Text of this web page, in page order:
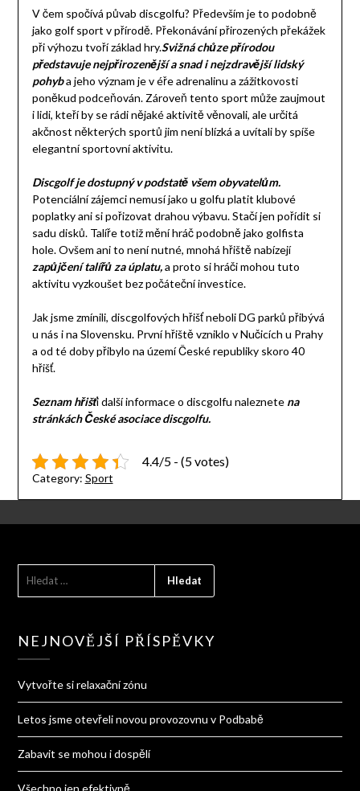
V čem spočívá půvab discgolfu? Především je to podobně
jako golf sport v přírodě. Překonávání přirozených překážek
při výhozu tvoří základ hry.Svižná chůze přírodou
představuje nejpřirozenější a snad i nejzdravější lidský
pohyba jeho význam je v éře adrenalinu a zážitkovosti
poněkud podceňován. Zároveň tento sport může zaujmout
i lidi, kteří by se rádi nějaké aktivitě věnovali, ale určitá
akčnost některých sportů jim není blízká a uvítali by spíše
elegantní sportovní aktivitu.
Discgolf je dostupný v podstatě všem obyvatelům.
Potenciální zájemci nemusí jako u golfu platit klubové
poplatky ani si pořizovat drahou výbavu. Stačí jen pořídit si
sadu disků. Talíře totiž mění hráč podobně jako golfista
hole. Ovšem ani to není nutné, mnohá hřiště nabízejí
zapůjčení talířů za úplatu,a proto si hráči mohou tuto
aktivitu vyzkoušet bez počáteční investice.
Jak jsme zmínili, discgolfových hřišť neboli DG parků přibývá
u nás i na Slovensku. První hřiště vzniklo v Nučicích u Prahy
a od té doby přibylo na území České republiky skoro 40
hřišť.
Seznam hřišťi další informace o discgolfu naleznete na
stránkách České asociace discgolfu.
4.4/5 - (5 votes)
Category: Sport
NEJNOVĚJŠÍ PŘÍSPĚVKY
Vytvořte si relaxační zónu
Letos jsme otevřeli novou provozovnu v Podbabě
Zabavit se mohou i dospělí